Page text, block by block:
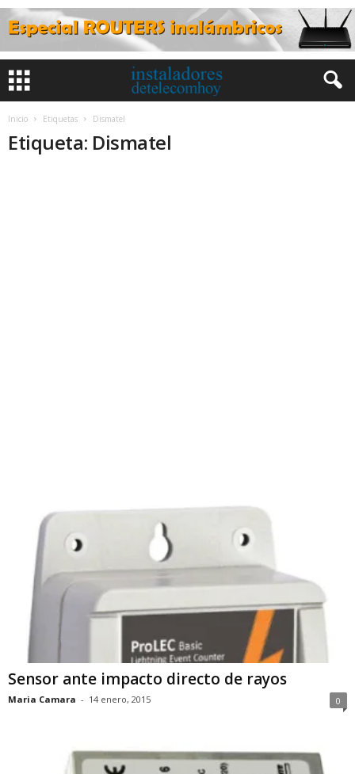
Inicio Etiquetas Dismatel
Etiqueta: Dismatel
Sensor ante impacto directo de rayos
Maria Camara - 14 enero, 2015 0